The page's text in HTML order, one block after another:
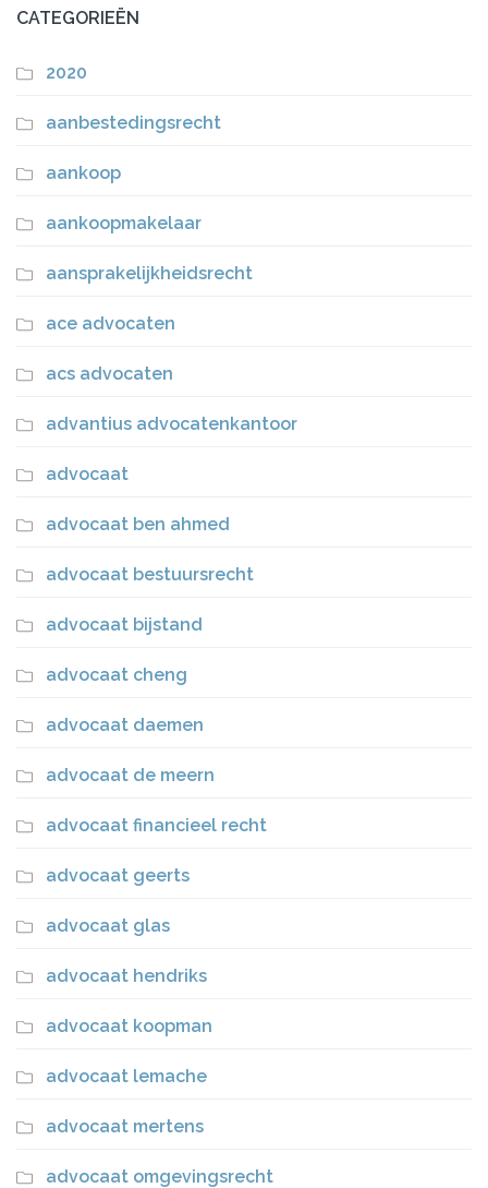
CATEGORIEËN
2020
aanbestedingsrecht
aankoop
aankoopmakelaar
aansprakelijkheidsrecht
ace advocaten
acs advocaten
advantius advocatenkantoor
advocaat
advocaat ben ahmed
advocaat bestuursrecht
advocaat bijstand
advocaat cheng
advocaat daemen
advocaat de meern
advocaat financieel recht
advocaat geerts
advocaat glas
advocaat hendriks
advocaat koopman
advocaat lemache
advocaat mertens
advocaat omgevingsrecht